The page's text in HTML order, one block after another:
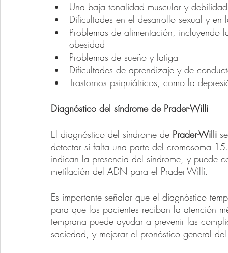
Una baja tonalidad muscular y
Dificultades en el desarrollo sexual y en
Problemas de alimentación,
obesidad
Problemas de sueño y fatiga
Dificultades de aprendizaje y de
Trastornos psiquiátricos, como la
Diagnóstico del síndrome de Prader-Willi
El diagnóstico del síndrome de Prader-Willi
detectar si falta una parte del cromosoma
indican la presencia del síndrome, y puede
metilación del ADN para el Prader-Willi.
Es importante señalar que el diagnóstico
para que los pacientes reciban la atención
temprana puede ayudar a prevenir las
saciedad, y mejorar el pronóstico general